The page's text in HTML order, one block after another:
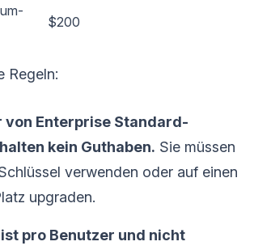
$200
Regeln:
Enterprise Standard-
kein Guthaben. Sie müssen
verwenden oder auf einen
upgraden.
pro Benutzer und nicht